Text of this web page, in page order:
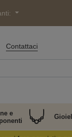
Contattaci
e